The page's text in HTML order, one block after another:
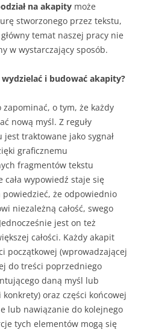
na akapity może
stworzonego przez tekstu,
temat naszej pracy nie
w wystarczający sposób.
i budować akapity?
o tym, że każdy
nową myśl. Z reguły
traktowane jako sygnał
graficznemu
fragmentów tekstu
wypowiedź staje się
że odpowiednio
niezależną całość, swego
jest on też
całości. Każdy akapit
początkowej (wprowadzającej
do treści poprzedniego
daną myśl lub
oraz części końcowej
lub nawiązanie do kolejnego
tych elementów mogą się